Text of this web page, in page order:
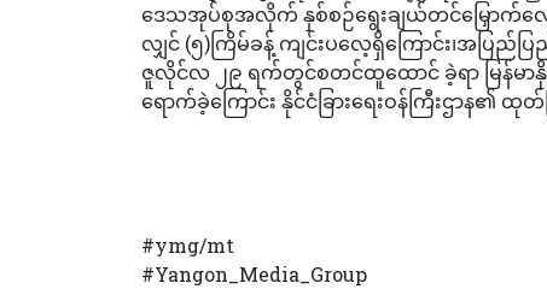
ဒေသအုပ်စုအလိုက် နှစ်စဉ်ရွေးချယ်တင်မြှောက်လေ့
လျှင် (၅)ကြိမ်ခန့် ကျင်းပလေ့ရှိကြောင်း၊အပြ
ဇူလိုင်လ ၂၉ ရက်တွင်စတင်ထူထောင် ခဲ့ရာ မြန်မာ
ရောက်ခဲ့ကြောင်း နိုင်ငံခြားရေးဝန်ကြီးဌာန၏
#ymg/mt
#Yangon_Media_Group